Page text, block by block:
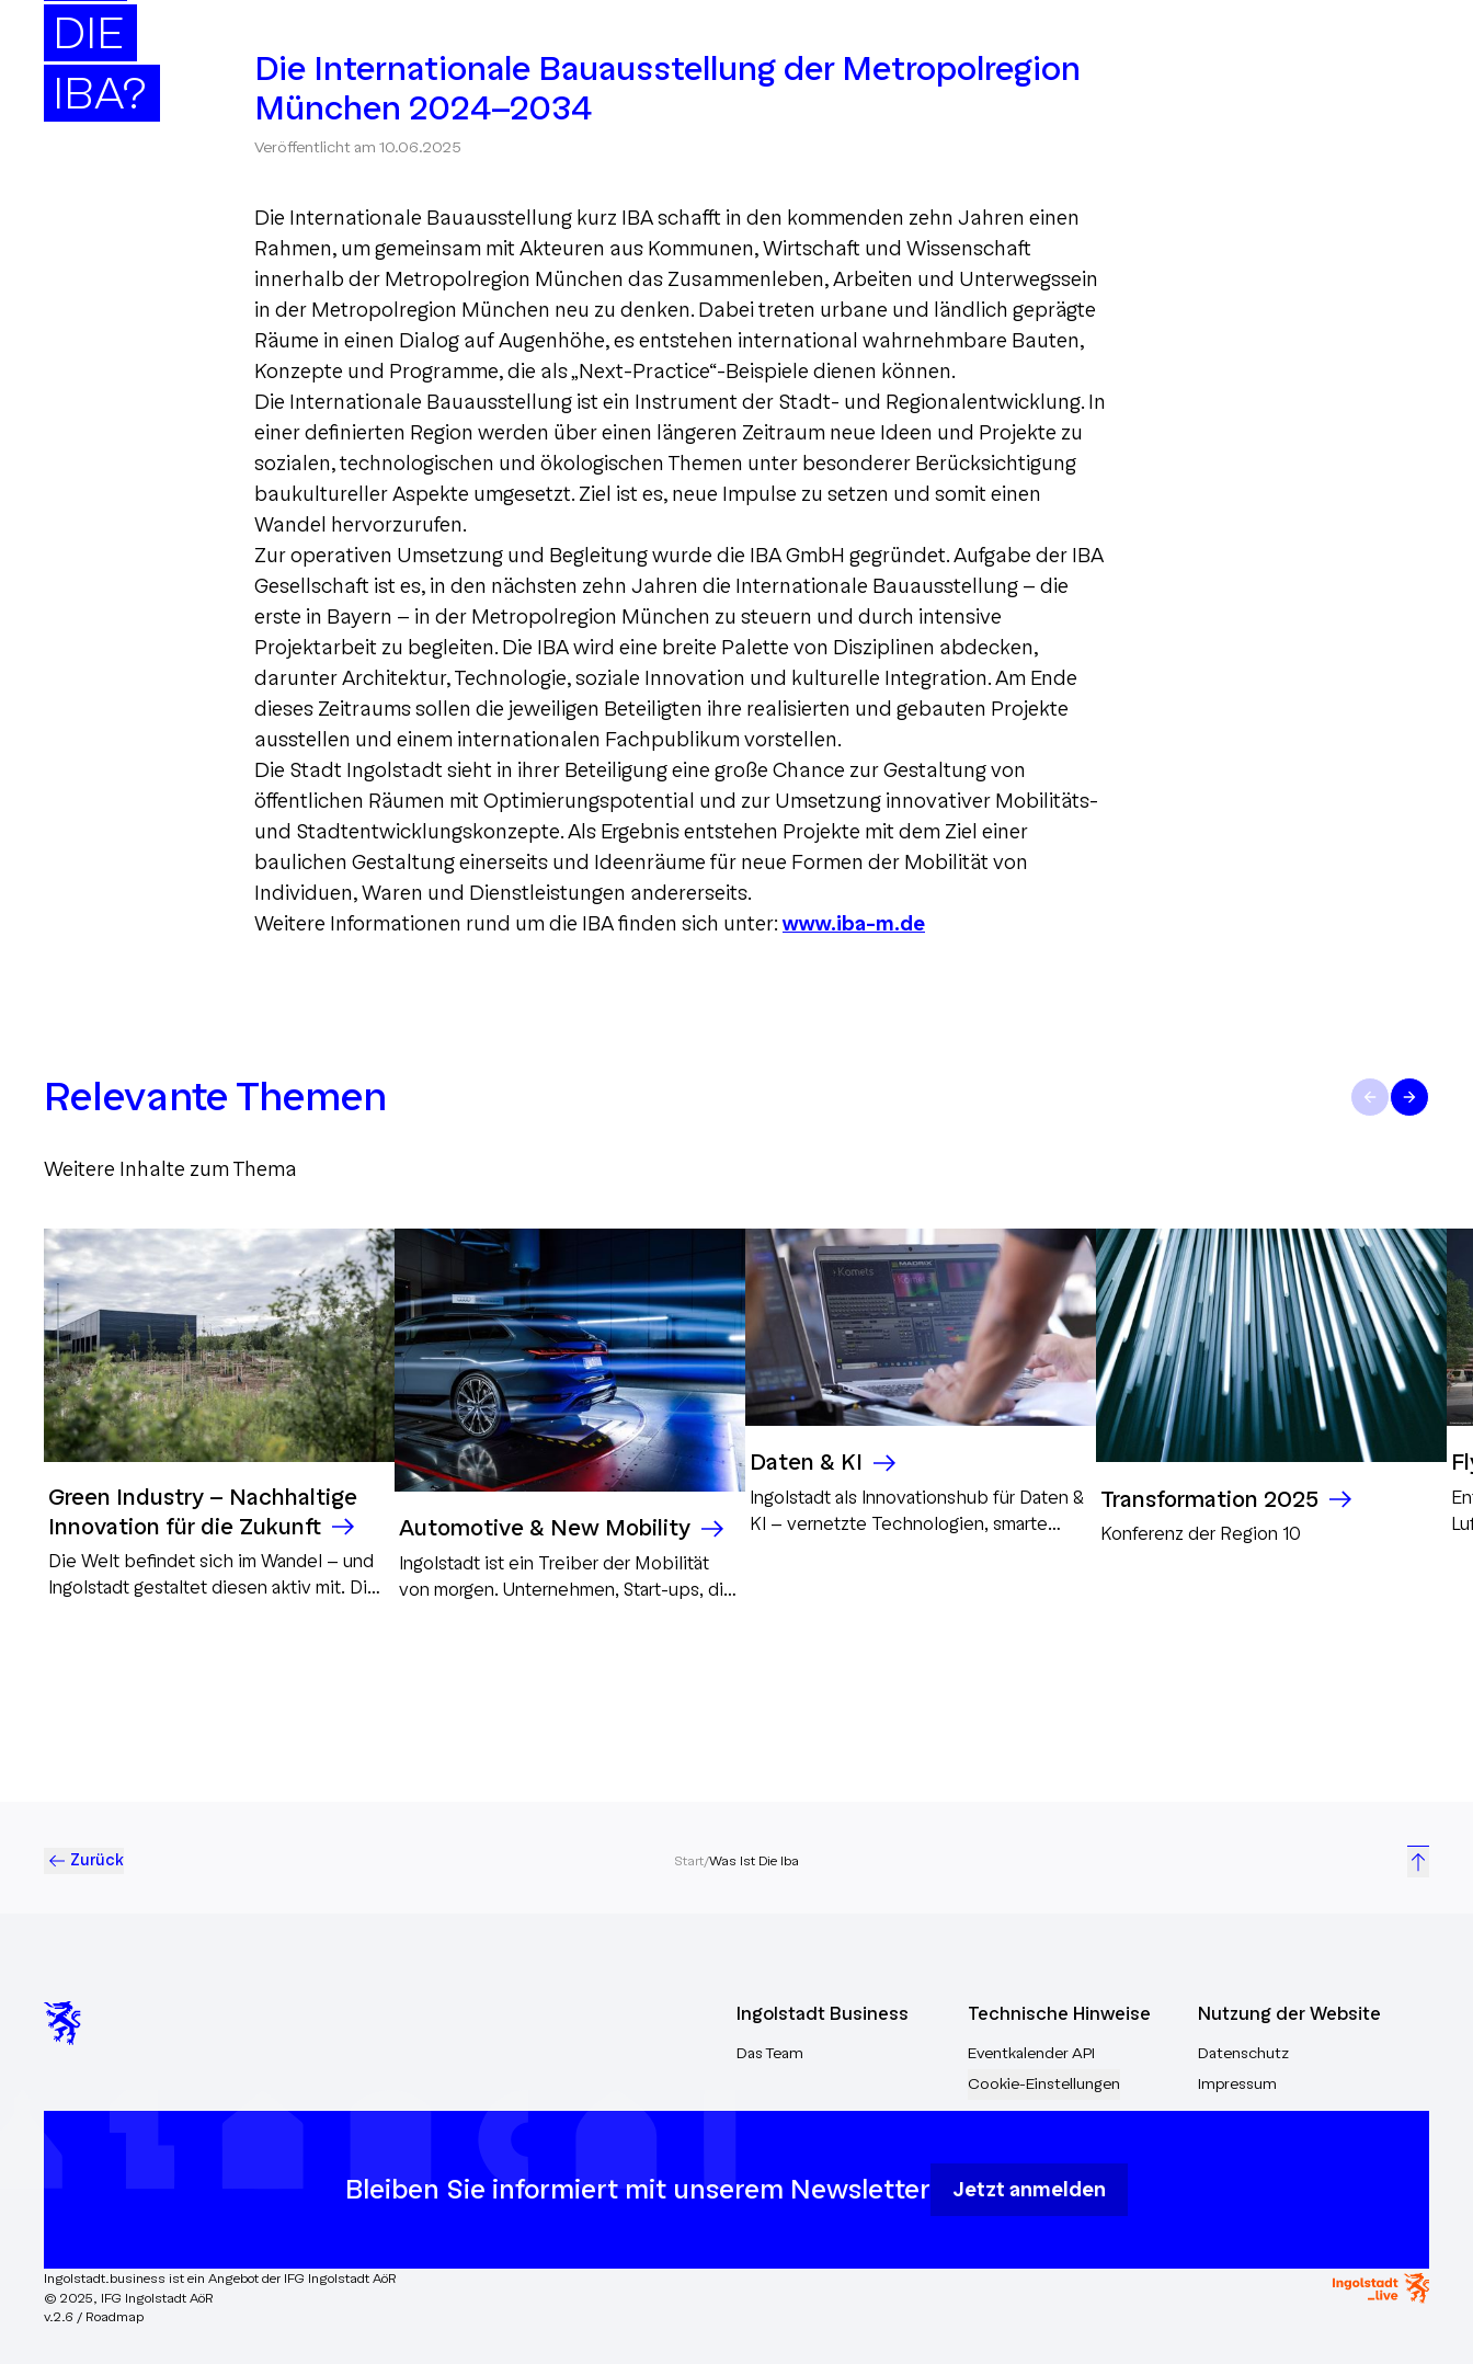
DIE
IBA?
Die Internationale Bauausstellung der Metropolregion
München 2024-2034
Veröffentlicht am 10.06.2025
Die Internationale Bauausstellung kurz IBA schafft in den kommenden zehn Jahren einen
Rahmen, um gemeinsam mit Akteuren aus Kommunen, Wirtschaft und Wissenschaft
innerhalb der Metropolregion München das Zusammenleben, Arbeiten und Unterwegssein
in der Metropolregion München neu zu denken. Dabei treten urbane und ländlich geprägte
Räume in einen Dialog auf Augenhöhe, es entstehen international wahrnehmbare Bauten,
Konzepte und Programme, die als „Next-Practice“-Beispiele dienen können.
Die Internationale Bauausstellung ist ein Instrument der Stadt- und Regionalentwicklung. In
einer definierten Region werden über einen längeren Zeitraum neue Ideen und Projekte zu
sozialen, technologischen und ökologischen Themen unter besonderer Berücksichtigung
baukultureller Aspekte umgesetzt. Ziel ist es, neue Impulse zu setzen und somit einen
Wandel hervorzurufen.
Zur operativen Umsetzung und Begleitung wurde die IBA GmbH gegründet. Aufgabe der IBA
Gesellschaft ist es, in den nächsten zehn Jahren die Internationale Bauausstellung – die
erste in Bayern – in der Metropolregion München zu steuern und durch intensive
Projektarbeit zu begleiten. Die IBA wird eine breite Palette von Disziplinen abdecken,
darunter Architektur, Technologie, soziale Innovation und kulturelle Integration. Am Ende
dieses Zeitraums sollen die jeweiligen Beteiligten ihre realisierten und gebauten Projekte
ausstellen und einem internationalen Fachpublikum vorstellen.
Die Stadt Ingolstadt sieht in ihrer Beteiligung eine große Chance zur Gestaltung von
öffentlichen Räumen mit Optimierungspotential und zur Umsetzung innovativer Mobilitäts-
und Stadtentwicklungskonzepte. Als Ergebnis entstehen Projekte mit dem Ziel einer
baulichen Gestaltung einerseits und Ideenräume für neue Formen der Mobilität von
Individuen, Waren und Dienstleistungen andererseits.
Weitere Informationen rund um die IBA finden sich unter:www.iba-m.de
Relevante Themen
Weitere Inhalte zum Thema
Green Industry - Nachhaltige
Innovation für die Zukunft
Die Welt befindet sich im Wandel – und
Ingolstadt gestaltet diesen aktiv mit. Die
Industry. Die Schwerpunkte in der
Antriebe, nachhaltige Logistik 🏭
Nachhaltige Produktion: Energieeffiziente
Automotive & New Mobility
Ingolstadt ist ein Treiber der Mobilität
von morgen. Unternehmen, Start-ups, die
Daten & KI
Ingolstadt als Innovationshub für Daten &
KI – vernetzte Technologien, smarte
Transformation 2025
Konferenz der Region 10
Zurück Start/Was Ist Die Iba
Ingolstadt Business
Das Team
Technische Hinweise
Eventkalender API
Cookie-Einstellungen
Nutzung der Website
Datenschutz
Impressum
Bleiben Sie informiert mit unserem Newsletter Jetzt anmelden
Ingolstadt.business ist ein Angebot der IFG Ingolstadt AöR
© 2025, IFG Ingolstadt AöR
v.2.6 / Roadmap